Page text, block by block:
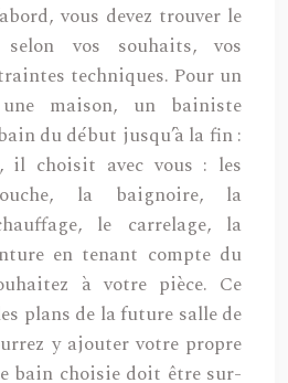
vous devez trouver le
selon vos souhaits, vos
techniques. Pour un
maison, un bainiste
du début jusqu’à la fin :
il choisit avec vous : les
la baignoire, la
le carrelage, la
en tenant compte du
à votre pièce. Ce
plans de la future salle de
y ajouter votre propre
bain choisie doit être sur-